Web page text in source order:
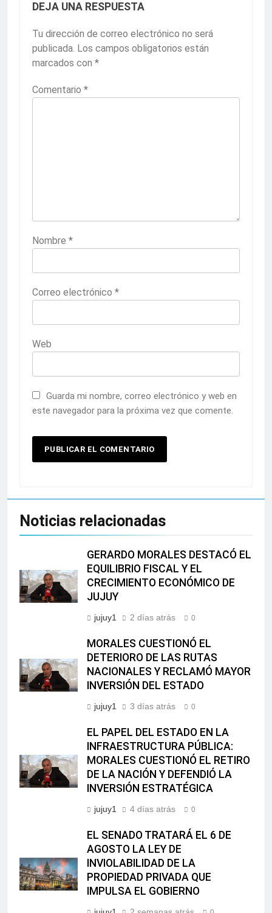
DEJA UNA RESPUESTA
Tu dirección de correo electrónico no será
publicada. Los campos obligatorios están
marcados con *
Comentario *
Nombre *
Correo electrónico *
Web
Guarda mi nombre, correo electrónico y web en
este navegador para la próxima vez que comente.
Noticias relacionadas
GERARDO MORALES DESTACÓ EL
EQUILIBRIO FISCAL Y EL
CRECIMIENTO ECONÓMICO DE
JUJUY
jujuy1 2 días atrás 0
MORALES CUESTIONÓ EL
DETERIORO DE LAS RUTAS
NACIONALES Y RECLAMÓ MAYOR
INVERSIÓN DEL ESTADO
jujuy1 3 días atrás 0
EL PAPEL DEL ESTADO EN LA
INFRAESTRUCTURA PÚBLICA:
MORALES CUESTIONÓ EL RETIRO
DE LA NACIÓN Y DEFENDIÓ LA
INVERSIÓN ESTRATÉGICA
jujuy1 4 días atrás 0
EL SENADO TRATARÁ EL 6 DE
AGOSTO LA LEY DE
INVIOLABILIDAD DE LA
PROPIEDAD PRIVADA QUE
IMPULSA EL GOBIERNO